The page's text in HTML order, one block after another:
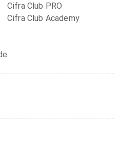
Cifra Club PRO
Cifra Club Academy